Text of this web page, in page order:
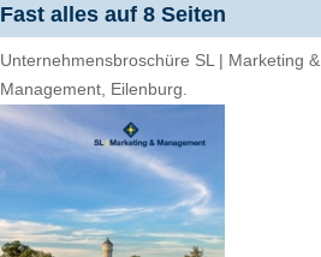
Fast alles auf 8 Seiten
Unternehmensbroschüre SL | Marketing &
Management, Eilenburg.